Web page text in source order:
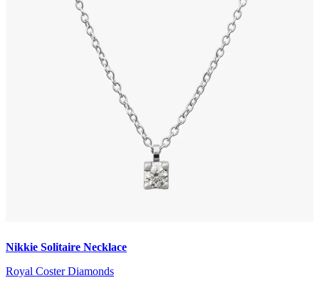
Nikkie Solitaire Necklace
Royal Coster Diamonds